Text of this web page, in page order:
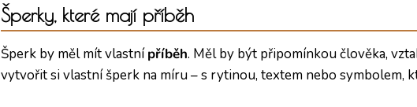
Šperky, které mají příběh
Šperk by měl mít vlastnípříběh. Měl by být připomínkou člověka,
vytvořit si vlastní šperk na míru – s rytinou, textem nebo symbolem,